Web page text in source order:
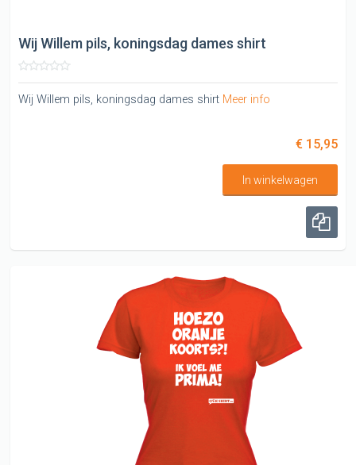
Wij Willem pils, koningsdag dames shirt
Wij Willem pils, koningsdag dames shirt Meer info
€ 15,95
In winkelwagen